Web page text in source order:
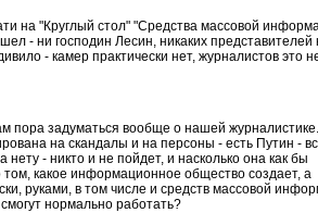
на "Круглый стол" "Средства массовой
- ни господин Лесин, никаких представителей
- камер практически нет, журналистов это
пора задуматься вообще о нашей
на скандалы и на персоны - есть Путин -
нету - никто и не пойдет, и насколько она как бы
том, какое информационное общество создает, а
руками, в том числе и средств массовой
нормально работать?